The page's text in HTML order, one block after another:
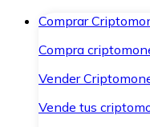
Comprar
Compra
Vender
Vende tus